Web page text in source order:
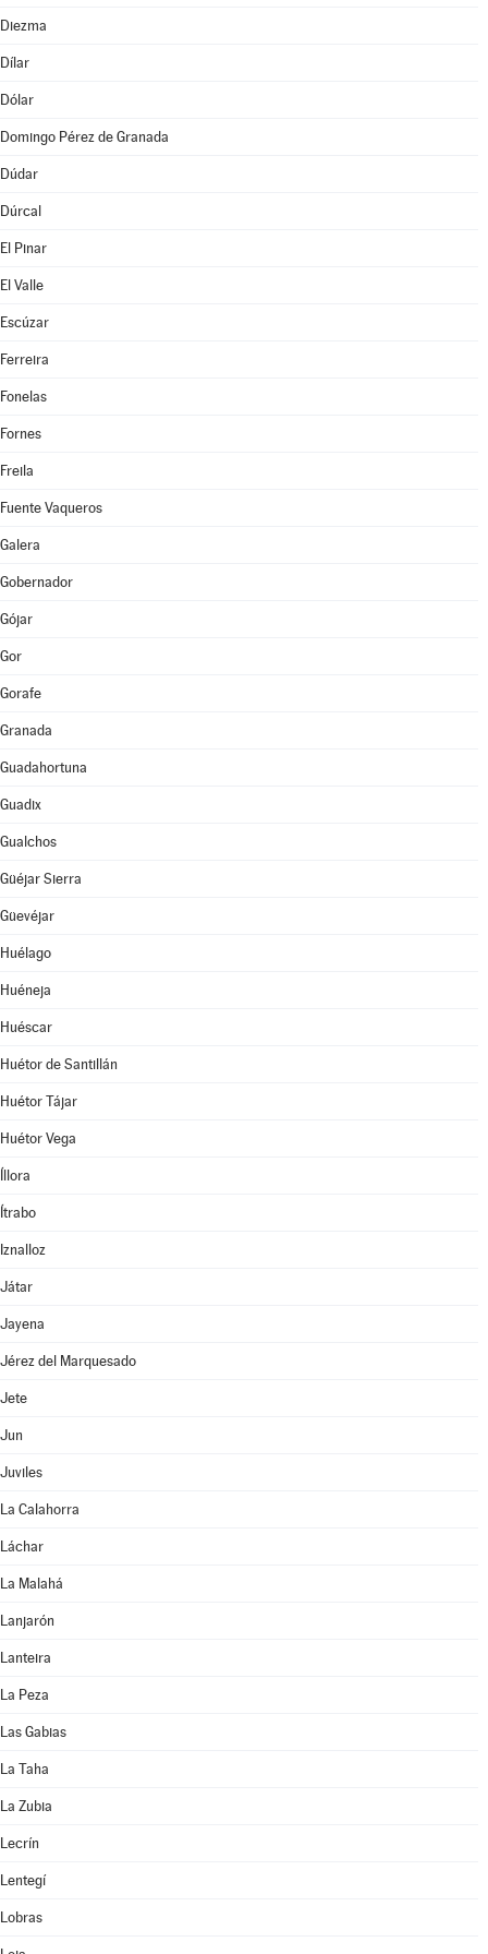
Diezma
Dílar
Dólar
Domingo Pérez de Granada
Dúdar
Dúrcal
El Pinar
El Valle
Escúzar
Ferreira
Fonelas
Fornes
Freila
Fuente Vaqueros
Galera
Gobernador
Gójar
Gor
Gorafe
Granada
Guadahortuna
Guadix
Gualchos
Güéjar Sierra
Güevéjar
Huélago
Huéneja
Huéscar
Huétor de Santillán
Huétor Tájar
Huétor Vega
Íllora
Ítrabo
Iznalloz
Játar
Jayena
Jérez del Marquesado
Jete
Jun
Juviles
La Calahorra
Láchar
La Malahá
Lanjarón
Lanteira
La Peza
Las Gabias
La Taha
La Zubia
Lecrín
Lentegí
Lobras